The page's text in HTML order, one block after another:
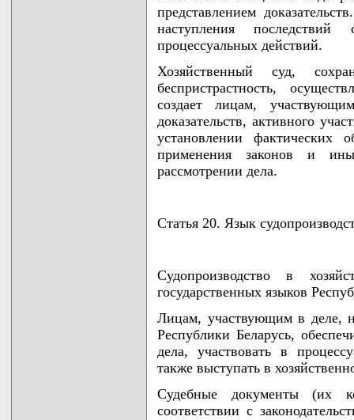
представлением
наступления
процессуальных действий.
Хозяйственный суд,
беспристрастность,
создает лицам,
доказательств, активного
установлении фактических
применения законов и
рассмотрении дела.
Статья 20. Язык
Судопроизводство в
государственных языков
Лицам, участвующим в деле,
Республики Беларусь,
дела, участвовать в
также выступать в
Судебные документы (их
соответствии с